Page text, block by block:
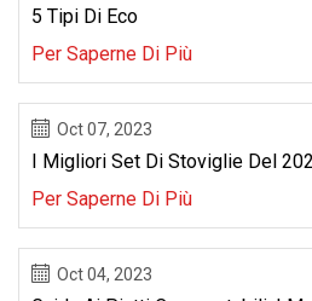
5 Tipi Di Eco
Per Saperne Di Più
Oct 07, 2023
I Migliori Set Di Stoviglie Del
Per Saperne Di Più
Oct 04, 2023